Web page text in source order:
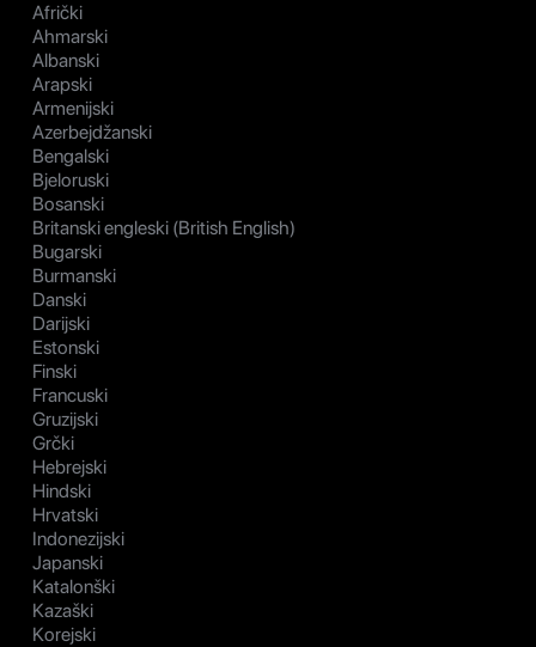
Afrički
Ahmarski
Albanski
Arapski
Armenijski
Azerbejdžanski
Bengalski
Bjeloruski
Bosanski
Britanski engleski (British English)
Bugarski
Burmanski
Danski
Darijski
Estonski
Finski
Francuski
Gruzijski
Grčki
Hebrejski
Hindski
Hrvatski
Indonezijski
Japanski
Katalonški
Kazaški
Korejski